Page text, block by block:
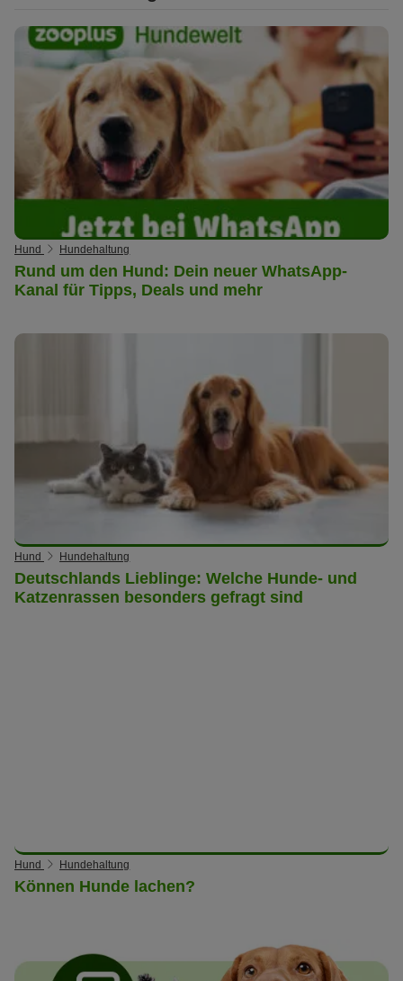
Hund Hundehaltung
Rund um den Hund: Dein neuer WhatsApp-
Kanal für Tipps, Deals und mehr
Hund Hundehaltung
Deutschlands Lieblinge: Welche Hunde- und
Katzenrassen besonders gefragt sind
Hund Hundehaltung
Können Hunde lachen?